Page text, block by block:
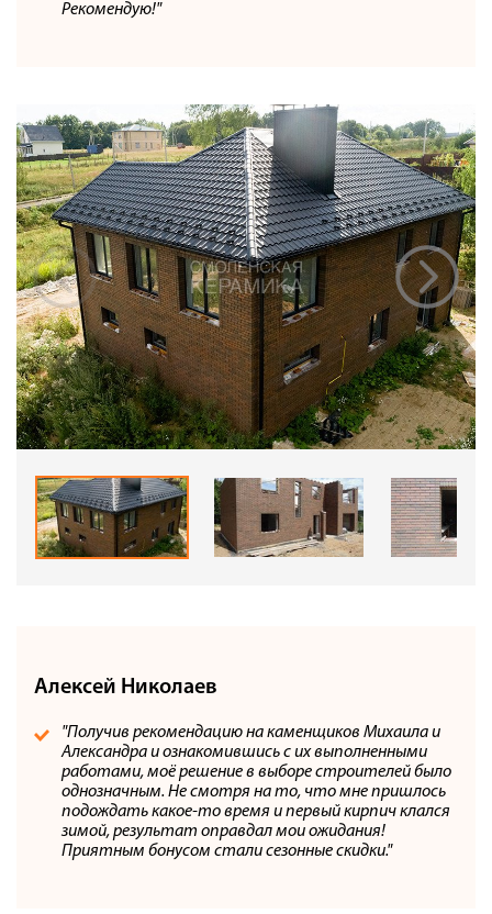
Рекомендую!"
Алексей Николаев
"Получив рекомендацию на каменщиков Михаила и
Александра и ознакомившись с их выполненными
работами, моё решение в выборе строителей было
однозначным. Не смотря на то, что мне пришлось
подождать какое-то время и первый кирпич клался
зимой, результат оправдал мои ожидания!
Приятным бонусом стали сезонные скидки."